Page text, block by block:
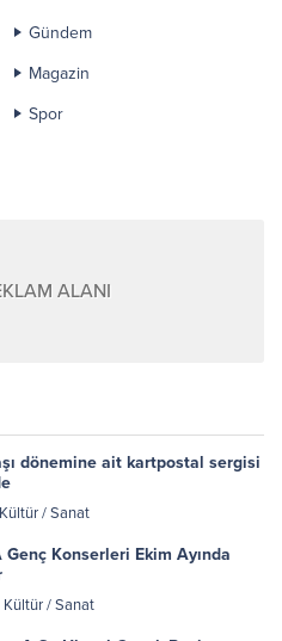
Gündem
Magazin
Spor
ALANI
dönemine ait kartpostal sergisi
Kültür / Sanat
Konserleri Ekim Ayında
Kültür / Sanat